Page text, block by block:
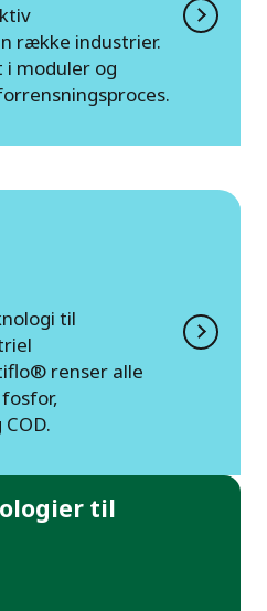
række industrier.
moduler og
til
renser alle
til